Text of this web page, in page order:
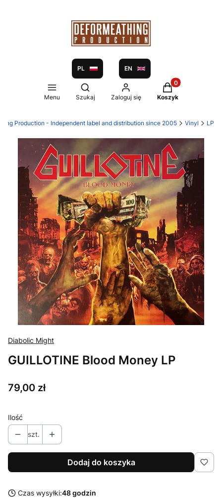
PL EN
Menu
Otwórz wyszukiwarkę
Szukaj Zaloguj się
Produkty w
Koszyk
Production - Independent label and distribution since 2005 Vinyl LP
Diabolic Might
GUILLOTINE Blood Money LP
Cena
79,00 zł
Ilość
szt.
Dodaj do koszyka
Czas wysyłki:48 godzin